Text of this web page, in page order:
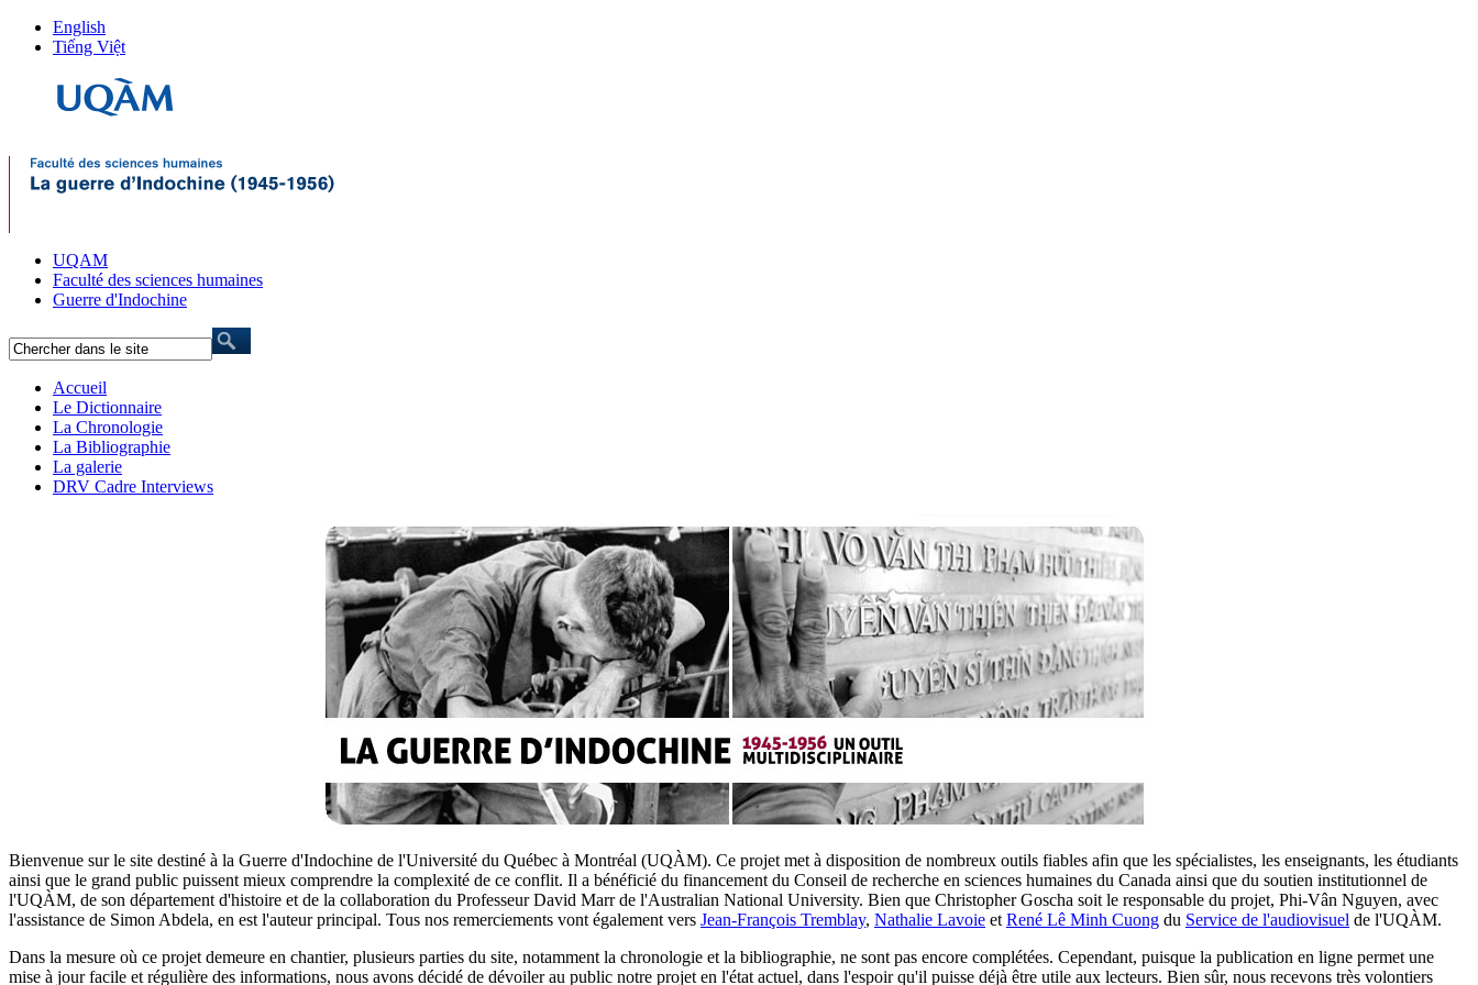
English
Tiếng Việt
UQAM
Faculté des sciences humaines
Guerre d'Indochine
Accueil
Le Dictionnaire
La Chronologie
La Bibliographie
La galerie
DRV Cadre Interviews
Bienvenue sur le site destiné à la Guerre d'Indochine de l'Université du Québec à Montréal (UQÀM). Ce projet met à disposition de nombreux outils fiables afin que les spécialistes, les enseignants, les étudiants
ainsi que le grand public puissent mieux comprendre la complexité de ce conflit. Il a bénéficié du financement du Conseil de recherche en sciences humaines du Canada ainsi que du soutien institutionnel de
l'UQÀM, de son département d'histoire et de la collaboration du Professeur David Marr de l'Australian National University. Bien que Christopher Goscha soit le responsable du projet, Phi-Vân Nguyen, avec
l'assistance de Simon Abdela, en est l'auteur principal. Tous nos remerciements vont également vers Jean-François Tremblay, Nathalie Lavoie et René Lê Minh Cuong du Service de l'audiovisuel de l'UQÀM.
Dans la mesure où ce projet demeure en chantier, plusieurs parties du site, notamment la chronologie et la bibliographie, ne sont pas encore complétées. Cependant, puisque la publication en ligne permet une
mise à jour facile et régulière des informations, nous avons décidé de dévoiler au public notre projet en l'état actuel, dans l'espoir qu'il puisse déjà être utile aux lecteurs. Bien sûr, nous recevons très volontiers